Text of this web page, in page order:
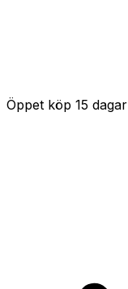
Öppet köp 15 dagar